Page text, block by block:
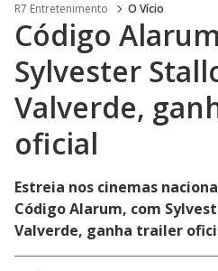
R7 Entretenimento O Vício
Código
Sylvester
Valverde,
oficial
Estreia nos cinemas
Código Alarum, com
Valverde, ganha trailer